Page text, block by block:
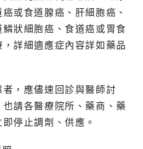
或食道腺癌、肝細胞癌、
狀細胞癌、食道癌或胃食
詳細適應症內容詳如藥品
，應儘速回診與醫師討
請各醫療院所、藥商、藥
停止調劑、供應。